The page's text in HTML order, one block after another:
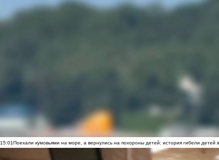
15:01Поехали кумовьями на море, а вернулись на похороны детей: история гибели детей